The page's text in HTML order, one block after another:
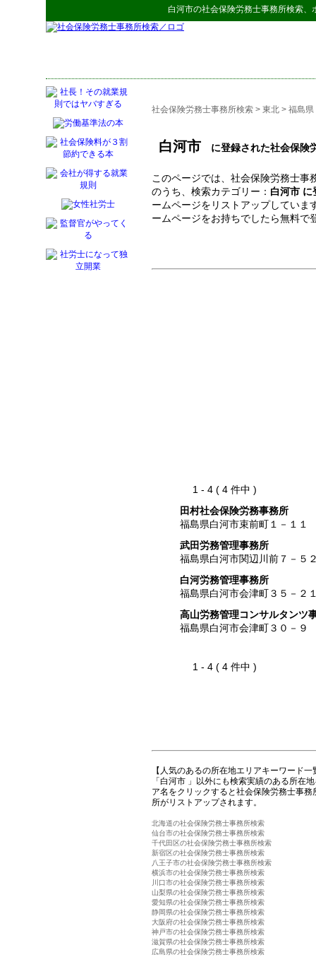
白河市の社会保険労務士事務所検索、
社会保険労務士事務所検索 > 東北 > 福島県
白河市 に登録された社会保険
このページでは、社会保険労務士事
のうち、検索カテゴリー： 白河市 に
ームページをリストアップしてい
ームページをお持ちでしたら無料で
1 - 4 ( 4 件中 )
田村社会保険労務事務所
福島県白河市束前町１－１１
武田労務管理事務所
福島県白河市関辺川前７－５
白河労務管理事務所
福島県白河市会津町３５－２
高山労務管理コンサルタンツ
福島県白河市会津町３０－９
1 - 4 ( 4 件中 )
【人気のあるの所在地エリアキーワード一
「白河市 」以外にも検索実績のある所在
ア名をクリックすると社会保険労務士事
所がリストアップされます。
北海道の社会保険労務士事務所検索
仙台市の社会保険労務士事務所検索
千代田区の社会保険労務士事務所検索
新宿区の社会保険労務士事務所検索
八王子市の社会保険労務士事務所検索
横浜市の社会保険労務士事務所検索
川口市の社会保険労務士事務所検索
山梨県の社会保険労務士事務所検索
愛知県の社会保険労務士事務所検索
静岡県の社会保険労務士事務所検索
大阪府の社会保険労務士事務所検索
神戸市の社会保険労務士事務所検索
滋賀県の社会保険労務士事務所検索
広島県の社会保険労務士事務所検索